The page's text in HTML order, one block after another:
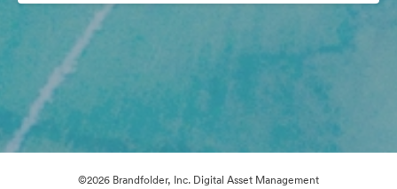
©2026 Brandfolder, Inc. Digital Asset Management